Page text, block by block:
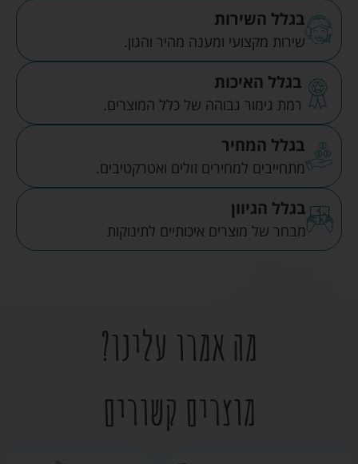
בגלל השירות
שירות מקצועי ומענה מהיר והגון.
בגלל האיכות
רמת גימור גבוהה של כלל המוצרים.
בגלל המחיר
מתחייבים למחירים זולים ואטרקטיבים.
בגלל הגיוון
מבחר של מוצרים איכותיים לתינוקות
מה אמרו עלינו?
מוצרים קשורים